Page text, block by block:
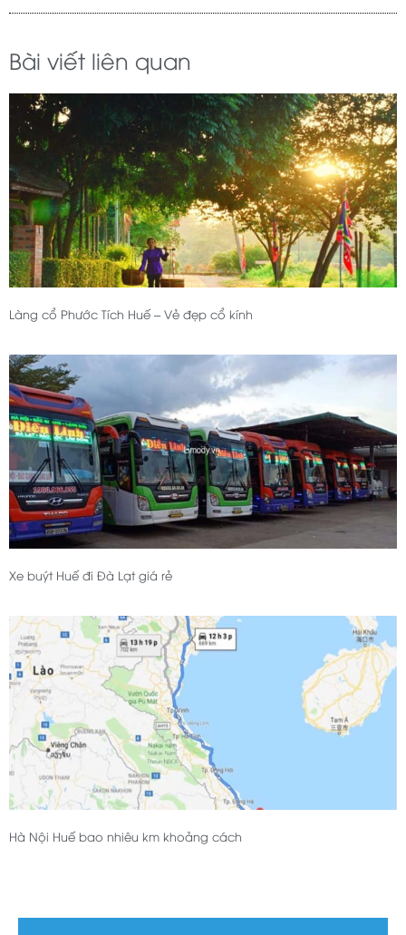
Bài viết liên quan
Làng cổ Phước Tích Huế – Vẻ đẹp cổ kính
Xe buýt Huế đi Đà Lạt giá rẻ
Hà Nội Huế bao nhiêu km khoảng cách